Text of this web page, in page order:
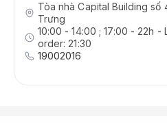
Tòa nhà Capital Building số
Trưng
10:00 - 14:00 ; 17:00 - 22h -
order: 21:30
19002016